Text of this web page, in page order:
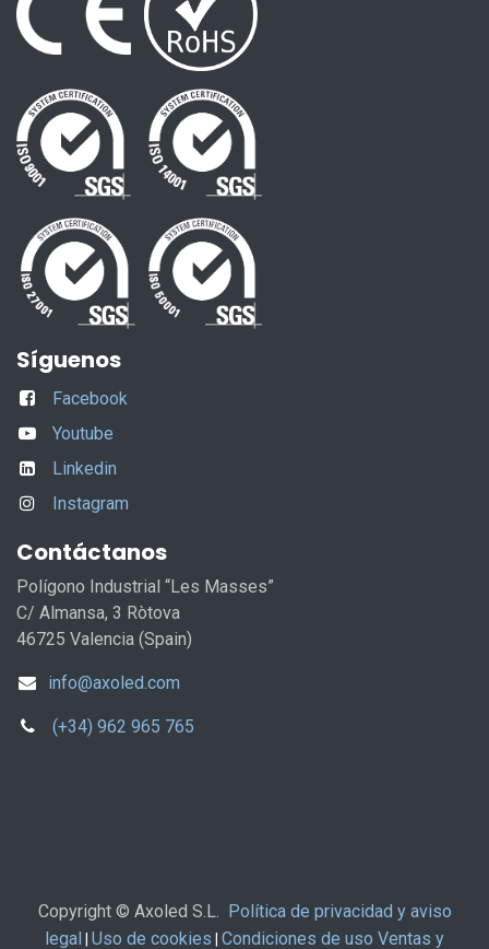
Síguenos
Facebook
Youtube
Linkedin
Instagram
Contáctanos
Polígono Industrial “Les Masses”
C/ Almansa, 3 Ròtova
46725 Valencia (Spain)
info@axoled.com
(+34) 962 965 765
Copyright © Axoled S.L.
Política de privacidad y aviso
legal Uso de cookies Condiciones de uso Ventas y